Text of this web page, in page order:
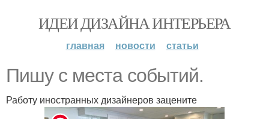
ИДЕИ ДИЗАЙНА ИНТЕРЬЕРА
главная новости статьи
Пишу с места событий.
Работу иностранных дизайнеров зацените